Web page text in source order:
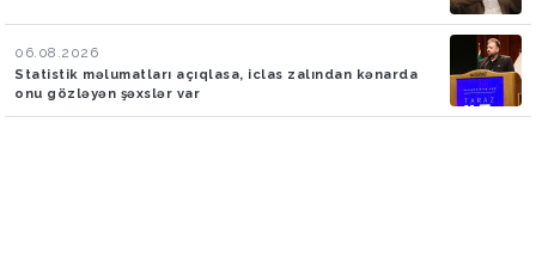
06.08.2026
Statistik məlumatları açıqlasa, iclas zalından kənarda
onu gözləyən şəxslər var